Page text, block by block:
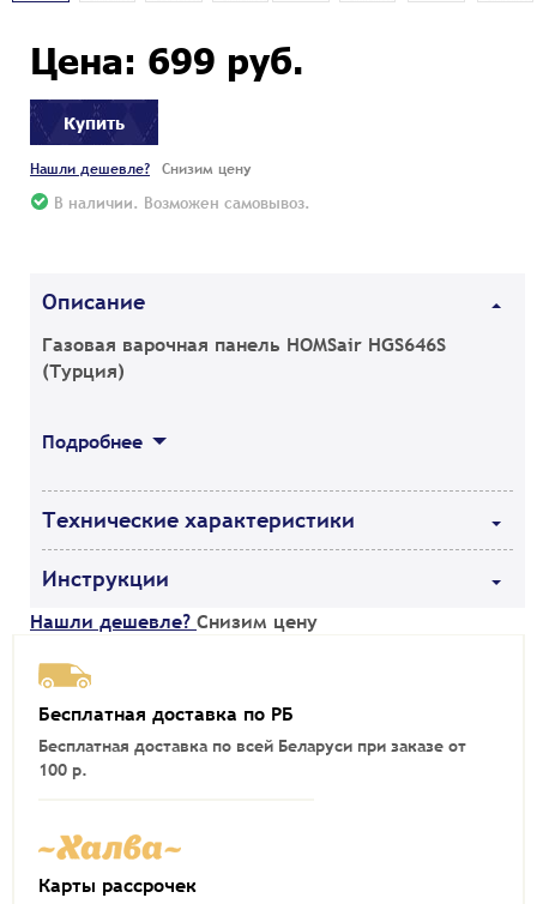
Цена: 699 руб.
Купить
Нашли дешевле? Снизим цену
В наличии. Возможен самовывоз.
Описание
Газовая варочная панель HOMSair HGS646S
(Турция)
Подробнее
Технические характеристики
Инструкции
Нашли дешевле? Снизим цену
Бесплатная доставка по РБ
Бесплатная доставка по всей Беларуси при заказе от
100 р.
Карты рассрочек